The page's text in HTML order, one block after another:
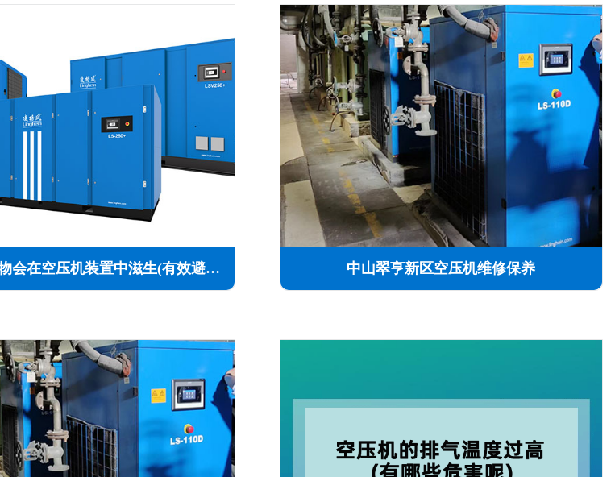
为什么微生物会在空压机装置中滋生(有效避免解决方法) 中山翠亨新区空压机维修保养